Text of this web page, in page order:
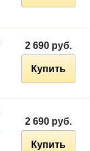
2 690 руб.
Купить
2 690 руб.
Купить